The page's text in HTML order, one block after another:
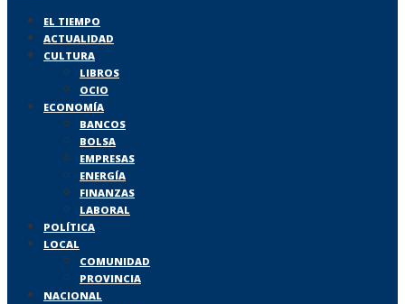
EL TIEMPO
ACTUALIDAD
CULTURA
LIBROS
OCIO
ECONOMÍA
BANCOS
BOLSA
EMPRESAS
ENERGÍA
FINANZAS
LABORAL
POLÍTICA
LOCAL
COMUNIDAD
PROVINCIA
NACIONAL